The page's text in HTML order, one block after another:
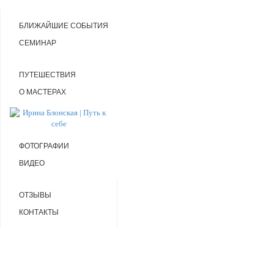
БЛИЖАЙШИЕ СОБЫТИЯ
СЕМИНАР
ПУТЕШЕСТВИЯ
О МАСТЕРАХ
ФОТОГРАФИИ
ВИДЕО
ОТЗЫВЫ
КОНТАКТЫ